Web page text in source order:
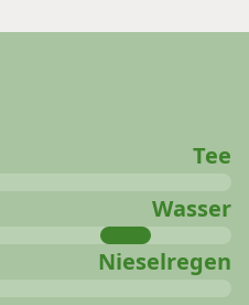
Tee
Wasser
Nieselregen